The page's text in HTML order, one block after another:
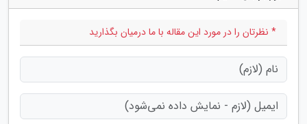
* نظرتان را در مورد این مقاله با ما درمیان بگذارید